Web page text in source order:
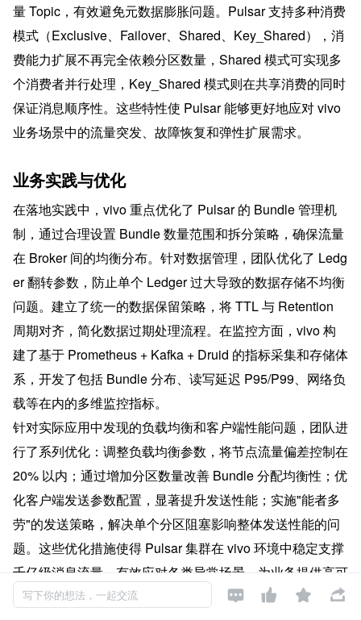
量 Topic，有效避免元数据膨胀问题。Pulsar 支持多种消费
模式（Exclusive、Failover、Shared、Key_Shared），消
费能力扩展不再完全依赖分区数量，Shared 模式可实现多
个消费者并行处理，Key_Shared 模式则在共享消费的同时
保证消息顺序性。这些特性使 Pulsar 能够更好地应对 vivo
业务场景中的流量突发、故障恢复和弹性扩展需求。
业务实践与优化
在落地实践中，vivo 重点优化了 Pulsar 的 Bundle 管理机
制，通过合理设置 Bundle 数量范围和拆分策略，确保流量
在 Broker 间的均衡分布。针对数据管理，团队优化了 Ledg
er 翻转参数，防止单个 Ledger 过大导致的数据存储不均衡
问题。建立了统一的数据保留策略，将 TTL 与 Retention
周期对齐，简化数据过期处理流程。在监控方面，vivo 构
建了基于 Prometheus + Kafka + Druid 的指标采集和存储体
系，开发了包括 Bundle 分布、读写延迟 P95/P99、网络负
载等在内的多维监控指标。
针对实际应用中发现的负载均衡和客户端性能问题，团队进
行了系列优化：调整负载均衡参数，将节点流量偏差控制在
20% 以内；通过增加分区数量改善 Bundle 分配均衡性；优
化客户端发送参数配置，显著提升发送性能；实施"能者多
劳"的发送策略，解决单个分区阻塞影响整体发送性能的问
题。这些优化措施使得 Pulsar 集群在 vivo 环境中稳定支撑
千亿级消息流量，有效应对各类异常场景，为业务提供高可
靠、低延迟的消息服务。
写下你的想法，一起交流    